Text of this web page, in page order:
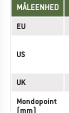
MÅLEENHED
EU
US
UK
Mondopoint
(mm)